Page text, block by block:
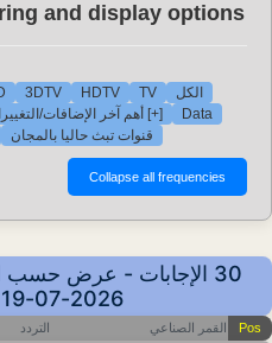
and display options
الكل TV
HDTV
3DTV
Data
[+] أهم آخر الإضافات/
قنوات تبث حاليا بالمجان
30 الإجابات - عرض حسب
2026-07-19 15:44 CET
Pos القمر الصناعي التردد